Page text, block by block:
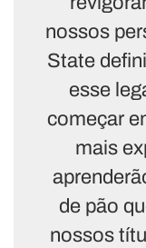
nossos
State
esse
começar
mais
de pão
nossos